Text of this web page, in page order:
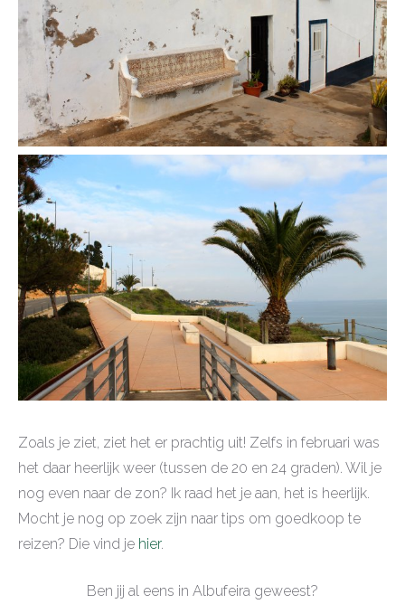
Zoals je ziet, ziet het er prachtig uit! Zelfs in februari was
het daar heerlijk weer (tussen de 20 en 24 graden). Wil je
nog even naar de zon? Ik raad het je aan, het is heerlijk.
Mocht je nog op zoek zijn naar tips om goedkoop te
reizen? Die vind je hier.
Ben jij al eens in Albufeira geweest?